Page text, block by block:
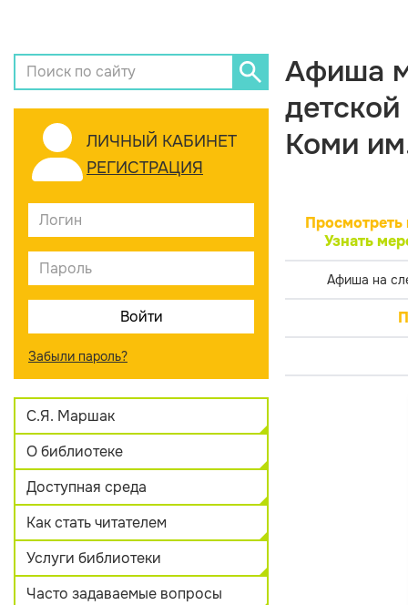
ЛИЧНЫЙ КАБИНЕТ
РЕГИСТРАЦИЯ
Забыли пароль?
С.Я. Маршак
О библиотеке
Доступная среда
Как стать читателем
Услуги библиотеки
Часто задаваемые вопросы
Афиша
Коми
Просмотреть
Узнать
Афиша на